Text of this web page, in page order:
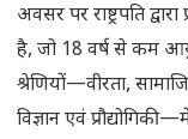
अवसर पर राष्ट्रपति
है, जो 18 वर्ष से कम
श्रेणियों—वीरता,
विज्ञान एवं